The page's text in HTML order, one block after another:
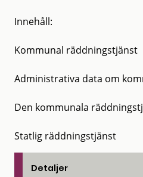
Innehåll:
Kommunal räddningstjänst
Administrativa data om
Den kommunala
Statlig räddningstjänst
Detaljer